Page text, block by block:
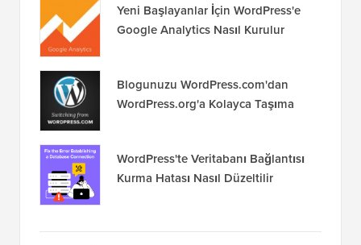
Yeni Başlayanlar İçin WordPress'e
Google Analytics Nasıl Kurulur
Blogunuzu WordPress.com'dan
WordPress.org'a Kolayca Taşıma
WordPress'te Veritabanı Bağlantısı
Kurma Hatası Nasıl Düzeltilir